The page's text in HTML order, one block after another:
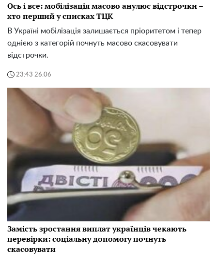
Ось і все: мобілізація масово анулює відстрочки –
хто перший у списках ТЦК
В Україні мобілізація залишається пріоритетом і тепер
однією з категорій почнуть масово скасовувати
відстрочки.
23:43 26.06
Замість зростання виплат українців чекають
перевірки: соціальну допомогу почнуть
скасовувати